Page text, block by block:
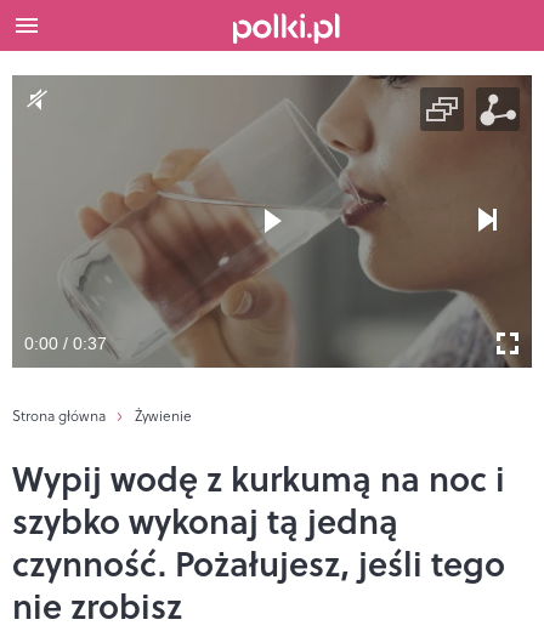
0:00 / 0:37
Strona główna Żywienie
Wypij wodę z kurkumą na noc i
szybko wykonaj tą jedną
czynność. Pożałujesz, jeśli tego
nie zrobisz